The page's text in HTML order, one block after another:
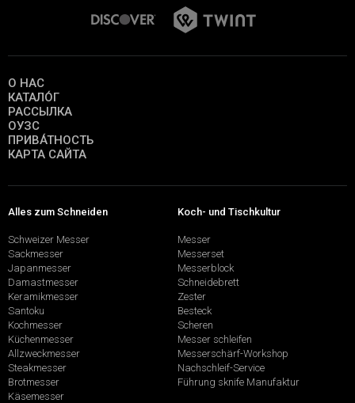
О НАС
КАТАЛО́Г
РАССЫЛКА
ОУЗС
ПРИВА́ТНОСТЬ
КАРТА САЙТА
Alles zum Schneiden
Schweizer Messer
Sackmesser
Japanmesser
Damastmesser
Keramikmesser
Santoku
Kochmesser
Küchenmesser
Allzweckmesser
Steakmesser
Brotmesser
Käsemesser
Koch- und Tischkultur
Messer
Messerset
Messerblock
Schneidebrett
Zester
Besteck
Scheren
Messer schleifen
Messerschärf-Workshop
Nachschleif-Service
Führung sknife Manufaktur